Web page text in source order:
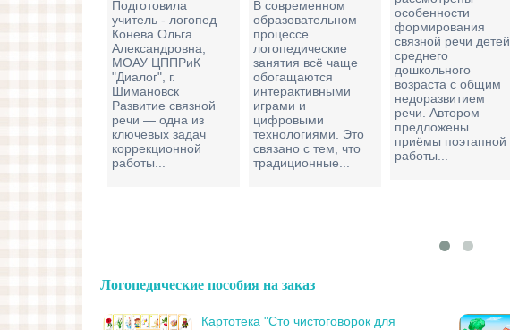
Подготовила
учитель - логопед
Конева Ольга
Александровна,
МОАУ ЦППРиК
"Диалог", г.
Шимановск
Развитие связной
речи — одна из
ключевых задач
коррекционной
работы...
В современном
образовательном
процессе
логопедические
занятия всё чаще
обогащаются
интерактивными
играми и
цифровыми
технологиями. Это
связано с тем, что
традиционные...
особенности
формирования
связной речи детей
среднего
дошкольного
возраста с общим
недоразвитием
речи. Автором
предложены
приёмы поэтапной
работы...
Логопедические пособия на заказ
Картотека "Сто чистоговорок для